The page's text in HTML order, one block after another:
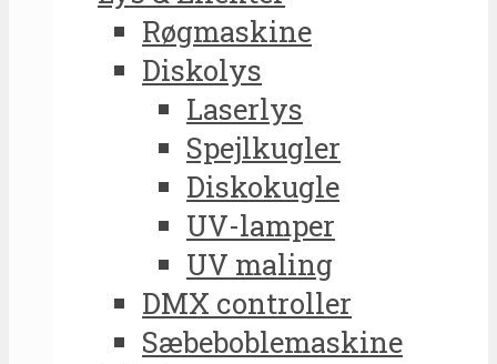
Røgmaskine
Diskolys
Laserlys
Spejlkugler
Diskokugle
UV-lamper
UV maling
DMX controller
Sæbeboblemaskine